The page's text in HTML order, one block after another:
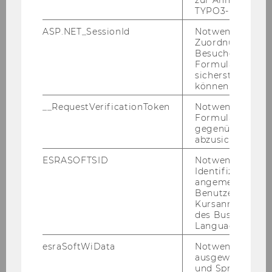
SGH Warsaw School
of Economics
Up to 20 students from each of
Language of Instruction
The link for registration can be
TYPO3-Backend.
ASP.NET_SessionId
Notwendig, um
Zuordnung von
Besucher zu
sicherstellen zu
können.
__RequestVerificationToken
Notwendig, um
gegenüber
abzusichern.
ESRASOFTSID
Notwendig zur
Identifizierung
angemeldeten
Benutzers im
des Business
Language
esraSoftWiData
Notwendig um
ausgewählte
und